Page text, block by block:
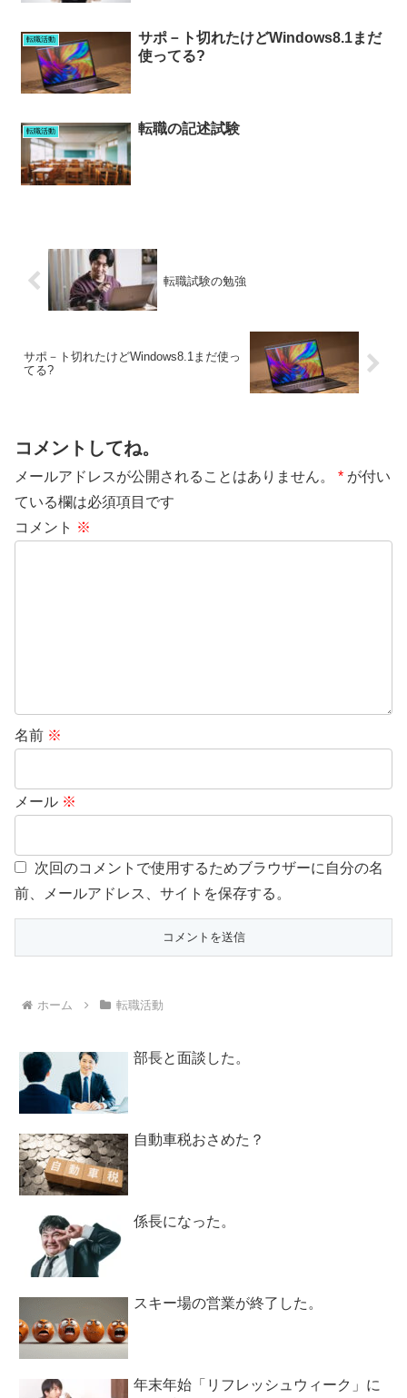
転職活動
サポ－ト切れたけどWindows8.1まだ
使ってる?
転職活動 転職の記述試験
転職試験の勉強
サポ－ト切れたけどWindows8.1まだ使っ
てる?
コメントしてね。
メールアドレスが公開されることはありません。 * が付い
ている欄は必須項目です
コメント ※
名前 ※
メール ※
次回のコメントで使用するためブラウザーに自分の名
前、メールアドレス、サイトを保存する。
ホーム 転職活動
部長と面談した。
自動車税おさめた？
係長になった。
スキー場の営業が終了した。
年末年始「リフレッシュウィーク」に